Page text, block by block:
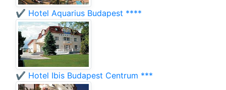
✔️ Hotel Aquarius Budapest ****
✔️ Hotel Ibis Budapest Centrum ***